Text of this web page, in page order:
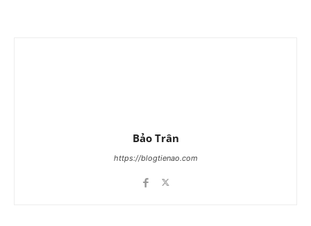
Bảo Trân
https://blogtienao.com